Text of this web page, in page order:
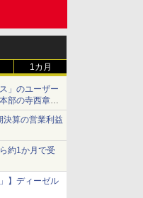
1カ月
」のユーザー
部の寺西章氏
算の営業利益
約1か月で受
】ディーゼル